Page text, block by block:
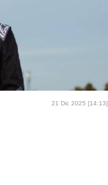
21 Dic 2025 [14:13]